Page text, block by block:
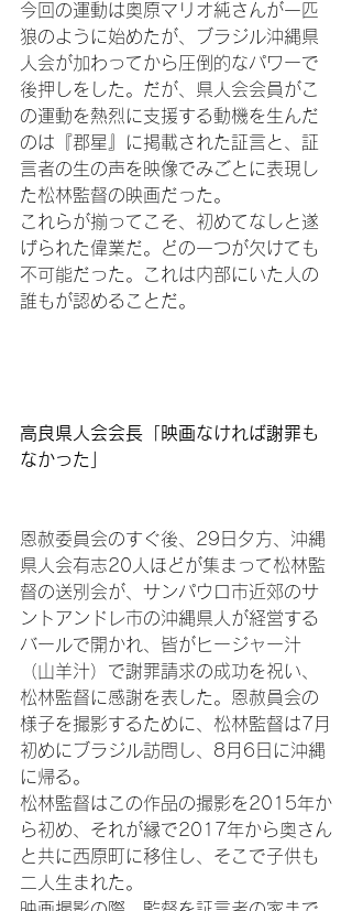
今回の運動は奥原マリオ純さんが一匹
狼のように始めたが、ブラジル沖縄県
人会が加わってから圧倒的なパワーで
後押しをした。だが、県人会会員がこ
の運動を熱烈に支援する動機を生んだ
のは『郡星』に掲載された証言と、証
言者の生の声を映像でみごとに表現し
た松林監督の映画だった。
これらが揃ってこそ、初めてなしと遂
げられた偉業だ。どの一つが欠けても
不可能だった。これは内部にいた人の
誰もが認めることだ。
高良県人会会長「映画なければ謝罪も
なかった」
恩赦委員会のすぐ後、29日夕方、沖縄
県人会有志20人ほどが集まって松林監
督の送別会が、サンパウロ市近郊のサ
ントアンドレ市の沖縄県人が経営する
バールで開かれ、皆がヒージャー汁
（山羊汁）で謝罪請求の成功を祝い、
松林監督に感謝を表した。恩赦員会の
様子を撮影するために、松林監督は7月
初めにブラジル訪問し、8月6日に沖縄
に帰る。
松林監督はこの作品の撮影を2015年か
ら初め、それが縁で2017年から奥さん
と共に西原町に移住し、そこで子供も
二人生まれた。